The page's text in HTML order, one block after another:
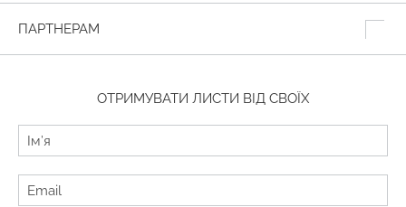
ПАРТНЕРАМ
ОТРИМУВАТИ ЛИСТИ ВІД СВОЇХ